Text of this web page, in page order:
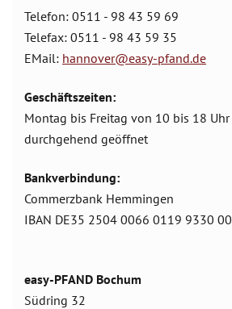
Telefon: 0511 - 98 43 59 69
Telefax: 0511 - 98 43 59 35
EMail: hannover@easy-pfand.de
Geschäftszeiten:
Montag bis Freitag von 10 bis 18 Uhr
durchgehend geöffnet
Bankverbindung:
Commerzbank Hemmingen
IBAN DE35 2504 0066 0119 9330 00
easy-PFAND Bochum
Südring 32